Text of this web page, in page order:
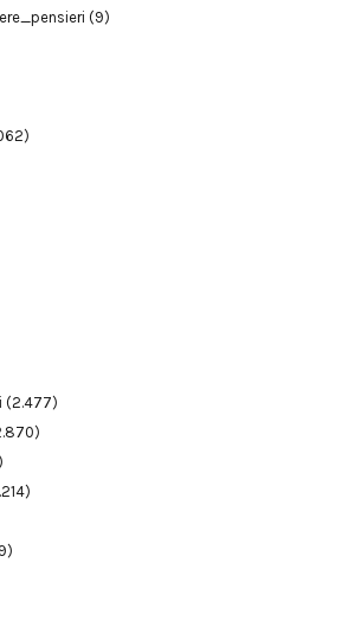
(9)
(2.477)